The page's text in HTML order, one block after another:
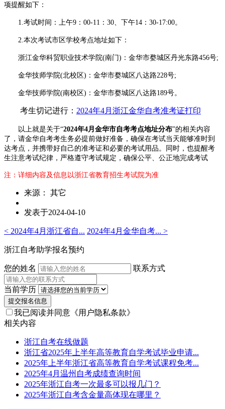
项提醒如下：
1.考试时间：上午9：00-11：30、下午14：30-17:00。
2.本次考试市区学校考点地址如下：
浙江金华科贸职业技术学院(南门)：金华市婺城区丹光东路456号;
金华技师学院(北校区)：金华市婺城区八达路228号;
金华技师学院(南校区)：金华市婺城区八达路189号。
考生切记进行： 2024年4月浙江金华自考准考证打印
以上就是关于“2024年4月金华市自考考点地址分布”的相关内容
了，请金华自考考生务必提前做好准备，确保在考试当天能够准时到
达考点，并携带好自己的准考证和必要的考试用品。同时，也提醒考
生注意考试纪律，严格遵守考试规定，确保公平、公正地完成考试
注：详细内容及信息以浙江省教育招生考试院为准
来源： 其它
发表于2024-04-10
< 2024年4月浙江省自... 2024年4月金华自考... >
浙江自考助学报名预约
您的姓名 联系方式
当前学历
提交报名信息
我已阅读并同意 《用户隐私条款》
相关内容
浙江自考在线做题
浙江省2025年上半年高等教育自学考试毕业申请...
2025年上半年浙江省高等教育自学考试课程免考...
2025年4月温州自考成绩查询时间
2025年浙江自考一次最多可以报几门？
2025年浙江自考含金量高体现在哪里？